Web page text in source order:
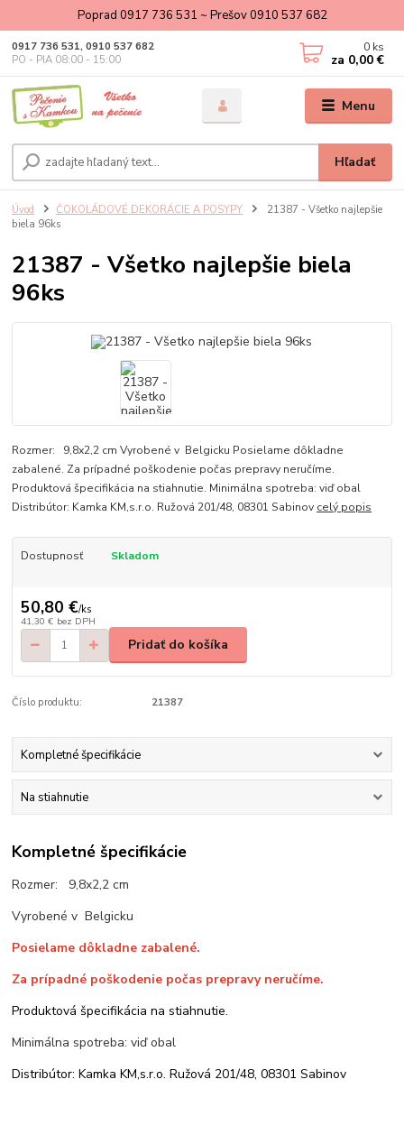
Poprad 0917 736 531 ~ Prešov 0910 537 682
Menu
Hľadať
0917 736 531, 0910 537 682
PO - PIA 08:00 - 15:00
0 ks
za 0,00 €
Úvod ČOKOLÁDOVÉ DEKORÁCIE A POSYPY
21387 - Všetko najlepšie
biela 96ks
21387 - Všetko najlepšie biela
96ks
Rozmer: 9,8x2,2 cm Vyrobené v Belgicku Posielame dôkladne
zabalené. Za prípadné poškodenie počas prepravy neručíme.
Produktová špecifikácia na stiahnutie. Minimálna spotreba: viď obal
Distribútor: Kamka KM,s.r.o. Ružová 201/48, 08301 Sabinov celý popis
Dostupnosť Skladom
50,80 €/ks
41,30 € bez DPH
Pridať do košíka
Číslo produktu: 21387
Kompletné špecifikácie
Na stiahnutie
Kompletné špecifikácie
Rozmer: 9,8x2,2 cm
Vyrobené v Belgicku
Posielame dôkladne zabalené.
Za prípadné poškodenie počas prepravy neručíme.
Produktová špecifikácia na stiahnutie.
Minimálna spotreba: viď obal
Distribútor: Kamka KM,s.r.o. Ružová 201/48, 08301 Sabinov